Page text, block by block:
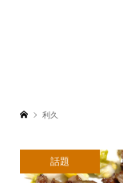
利久
話題